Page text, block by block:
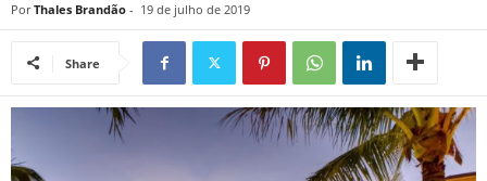
Por Thales Brandão - 19 de julho de 2019
Share